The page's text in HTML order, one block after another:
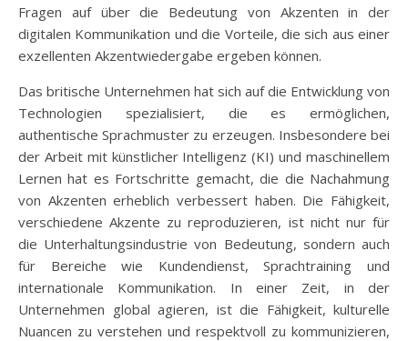
Fragen auf über die Bedeutung von Akzenten in der
digitalen Kommunikation und die Vorteile, die sich aus einer
exzellenten Akzentwiedergabe ergeben können.
Das britische Unternehmen hat sich auf die Entwicklung von
Technologien spezialisiert, die es ermöglichen,
authentische Sprachmuster zu erzeugen. Insbesondere bei
der Arbeit mit künstlicher Intelligenz (KI) und maschinellem
Lernen hat es Fortschritte gemacht, die die Nachahmung
von Akzenten erheblich verbessert haben. Die Fähigkeit,
verschiedene Akzente zu reproduzieren, ist nicht nur für
die Unterhaltungsindustrie von Bedeutung, sondern auch
für Bereiche wie Kundendienst, Sprachtraining und
internationale Kommunikation. In einer Zeit, in der
Unternehmen global agieren, ist die Fähigkeit, kulturelle
Nuancen zu verstehen und respektvoll zu kommunizieren,